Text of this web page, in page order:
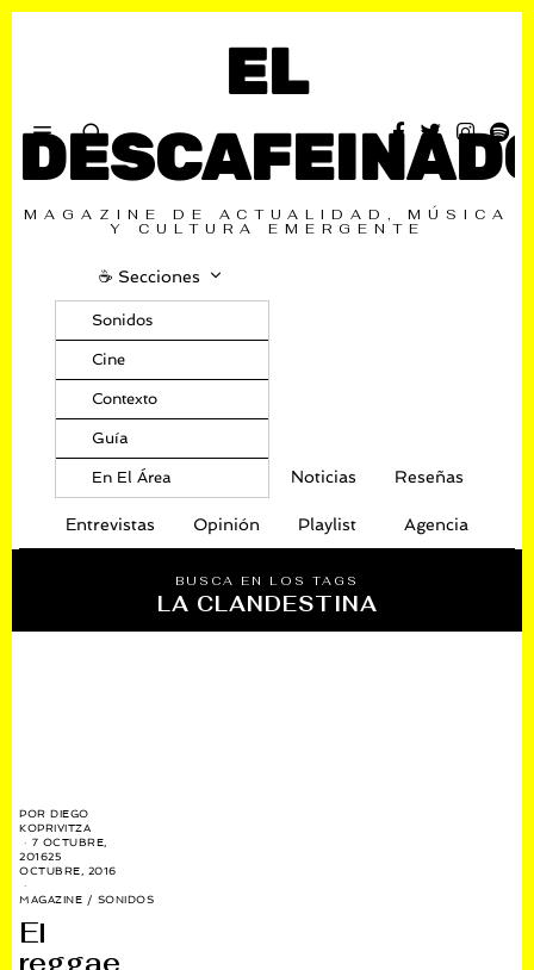
EL
MAGAZINE DE ACTUALIDAD, MÚSICA
Y CULTURA EMERGENTE
☕️ Secciones
Sonidos
Cine
Contexto
Guía
En El Área Noticias Reseñas
Entrevistas Opinión Playlist Agencia
BUSCA EN LOS TAGS
LA CLANDESTINA
PORDIEGO
KOPRIVITZA
7 OCTUBRE,
201625
OCTUBRE, 2016
MAGAZINE / SONIDOS
El
reggae